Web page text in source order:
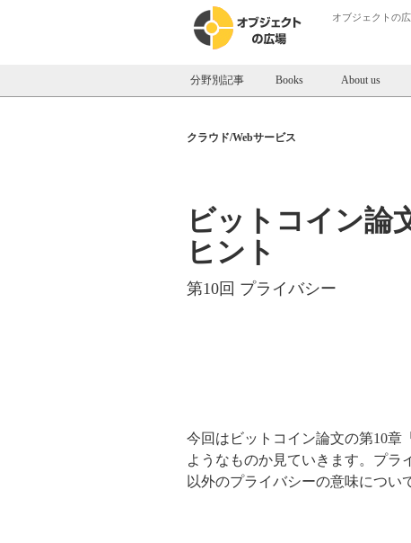
オブジェクトの
分野別記事 Books About us
クラウド/Webサービス
ビットコイン論
ヒント
第10回 プライバシー
今回はビットコイン論文の第10章
ようなものか見ていきます。プラ
以外のプライバシーの意味につい